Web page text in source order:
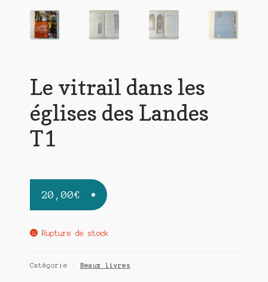
Le vitrail dans les
églises des Landes
T1
20,00€
Rupture de stock
Catégorie : Beaux livres